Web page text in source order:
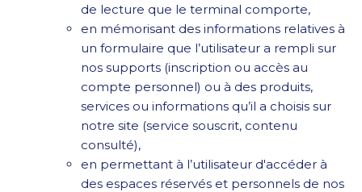
de lecture que le terminal comporte,
en mémorisant des informations relatives à
un formulaire que l’utilisateur a rempli sur
nos supports (inscription ou accès au
compte personnel) ou à des produits,
services ou informations qu’il a choisis sur
notre site (service souscrit, contenu
consulté),
en permettant à l’utilisateur d'accéder à
des espaces réservés et personnels de nos